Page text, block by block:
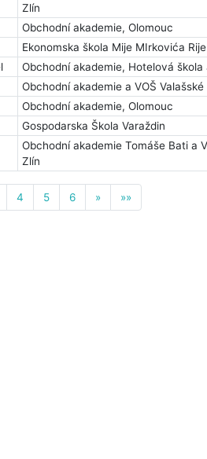
Zlín
Obchodní akademie, Olomouc
Ekonomska škola Mije MIrkovića
Obchodní akademie, Hotelová
Obchodní akademie a VOŠ
Obchodní akademie, Olomouc
Gospodarska Škola Varaždin
Obchodní akademie Tomáše Bati a
Zlín
4 5 6 » »»